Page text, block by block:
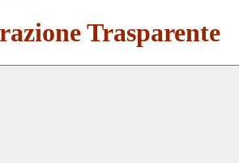
Trasparente